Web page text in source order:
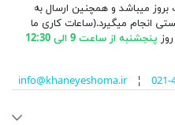
میباشد و همچنین ارسال به
انجام میگیرد.(ساعات کاری ما
پنجشنبه از ساعت 9 الی 12:30
info@khaneyeshoma.ir¦ 021-